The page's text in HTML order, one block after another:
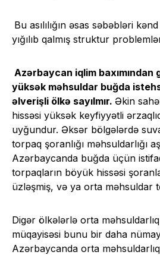
Bu asılılığın əsas səbəbləri
yığılıb qalmış struktur
Azərbaycan iqlim baxımından
yüksək məhsuldar buğda
əlverişli ölkə sayılmır. Əkin
hissəsi yüksək keyfiyyətli
uyğundur. Əksər bölgələrdə
torpaq şoranlığı məhsuldarlığı
Azərbaycanda buğda üçün
torpaqların böyük hissəsi
üzləşmiş, və ya orta məhsuldar
Digər ölkələrlə orta
müqayisəsi bunu bir daha
Azərbaycanda orta